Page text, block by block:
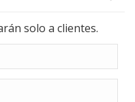
solo a clientes.